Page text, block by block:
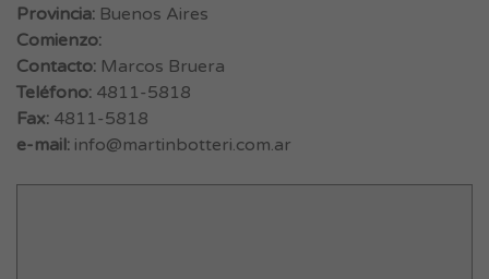
Provincia: Buenos Aires
Comienzo:
Contacto: Marcos Bruera
Teléfono: 4811-5818
Fax: 4811-5818
e-mail: info@martinbotteri.com.ar